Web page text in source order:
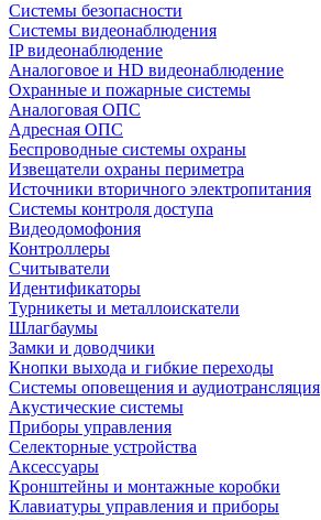
Системы безопасности
Системы видеонаблюдения
IP видеонаблюдение
Аналоговое и HD видеонаблюдение
Охранные и пожарные системы
Аналоговая ОПС
Адресная ОПС
Беспроводные системы охраны
Извещатели охраны периметра
Источники вторичного электропитания
Системы контроля доступа
Видеодомофония
Контроллеры
Считыватели
Идентификаторы
Турникеты и металлоискатели
Шлагбаумы
Замки и доводчики
Кнопки выхода и гибкие переходы
Системы оповещения и аудиотрансляция
Акустические системы
Приборы управления
Селекторные устройства
Аксессуары
Кронштейны и монтажные коробки
Клавиатуры управления и приборы